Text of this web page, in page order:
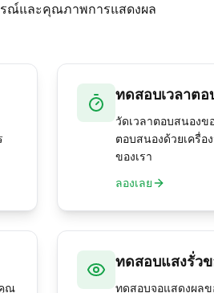
รณ์และคุณภาพการแสดงผล
ทดสอบเวลาตอ
วัดเวลาตอบสนอง
ตอบสนองด้วยเครื่
ของเรา
ลองเลย
ณ
ทดสอบแสงรั่ว
ทดสอบจอแสดงผล